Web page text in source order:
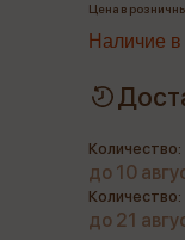
Цена в
Наличие в
до 10
до 21